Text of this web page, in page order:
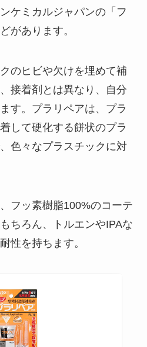
ケミカルジャパンの「フ
があります。
のヒビや欠けを埋めて補
接着剤とは異なり、自分
す。プラリペアは、プラ
して硬化する餅状のプラ
色々なプラスチックに対
フッ素樹脂100%のコーテ
ちろん、トルエンやIPAな
性を持ちます。